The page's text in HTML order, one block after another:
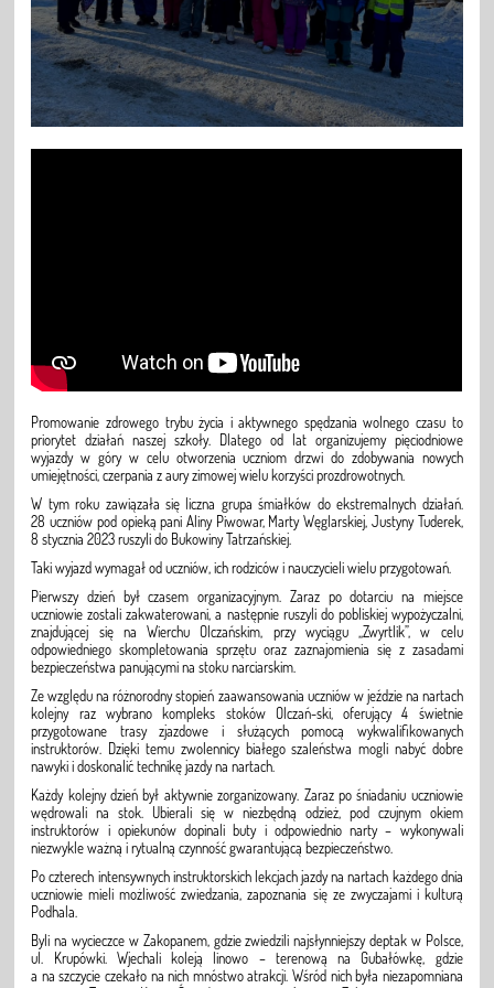
Promowanie zdrowego trybu życia i aktywnego spędzania wolnego czasu to
priorytet działań naszej szkoły. Dlatego od lat organizujemy pięciodniowe
wyjazdy w góry w celu otworzenia uczniom drzwi do zdobywania nowych
umiejętności, czerpania z aury zimowej wielu korzyści prozdrowotnych.
W tym roku zawiązała się liczna grupa śmiałków do ekstremalnych działań.
28 uczniów pod opieką pani Aliny Piwowar, Marty Węglarskiej, Justyny Tuderek,
8 stycznia 2023 ruszyli do Bukowiny Tatrzańskiej.
Taki wyjazd wymagał od uczniów, ich rodziców i nauczycieli wielu przygotowań.
Pierwszy dzień był czasem organizacyjnym. Zaraz po dotarciu na miejsce
uczniowie zostali zakwaterowani, a następnie ruszyli do pobliskiej wypożyczalni,
znajdującej się na Wierchu Olczańskim, przy wyciągu „Zwyrtlik”, w celu
odpowiedniego skompletowania sprzętu oraz zaznajomienia się z zasadami
bezpieczeństwa panującymi na stoku narciarskim.
Ze względu na różnorodny stopień zaawansowania uczniów w jeździe na nartach
kolejny raz wybrano kompleks stoków Olczań-ski, oferujący 4 świetnie
przygotowane trasy zjazdowe i służących pomocą wykwalifikowanych
instruktorów. Dzięki temu zwolennicy białego szaleństwa mogli nabyć dobre
nawyki i doskonalić technikę jazdy na nartach.
Każdy kolejny dzień był aktywnie zorganizowany. Zaraz po śniadaniu uczniowie
wędrowali na stok. Ubierali się w niezbędną odzież, pod czujnym okiem
instruktorów i opiekunów dopinali buty i odpowiednio narty – wykonywali
niezwykle ważną i rytualną czynność gwarantującą bezpieczeństwo.
Po czterech intensywnych instruktorskich lekcjach jazdy na nartach każdego dnia
uczniowie mieli możliwość zwiedzania, zapoznania się ze zwyczajami i kulturą
Podhala.
Byli na wycieczce w Zakopanem, gdzie zwiedzili najsłynniejszy deptak w Polsce,
ul. Krupówki. Wjechali koleją linowo – terenową na Gubałówkę, gdzie
a na szczycie czekało na nich mnóstwo atrakcji. Wśród nich była niezapomniana